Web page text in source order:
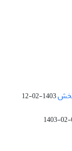
1403-02-12
1403-